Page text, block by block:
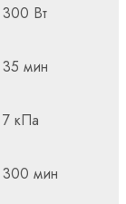
300 Вт
35 мин
7 кПа
300 мин